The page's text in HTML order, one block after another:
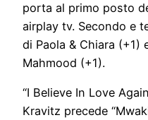
porta al primo posto
airplay tv. Secondo e
di Paola & Chiara (+1)
Mahmood (+1).
“I Believe In Love
Kravitz precede